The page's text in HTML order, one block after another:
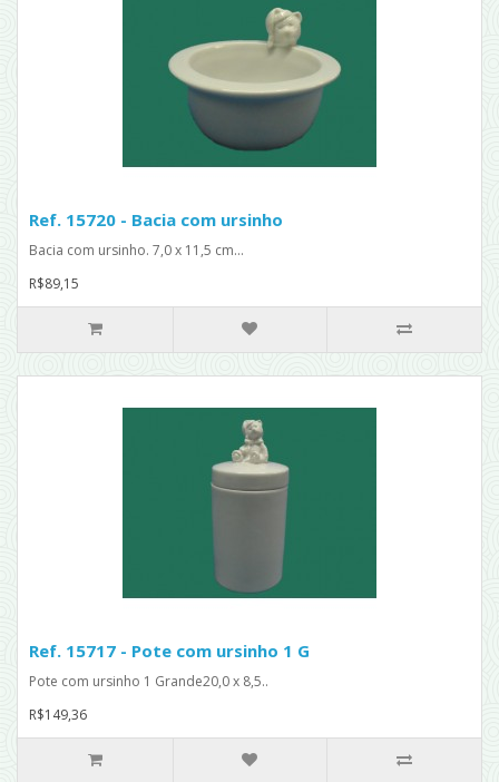
Ref. 15720 - Bacia com ursinho
Bacia com ursinho. 7,0 x 11,5 cm...
R$89,15
Ref. 15717 - Pote com ursinho 1 G
Pote com ursinho 1 Grande20,0 x 8,5..
R$149,36